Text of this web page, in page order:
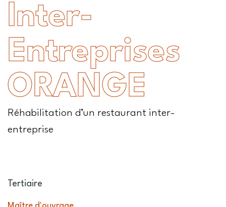
Inter-
Entreprises
ORANGE
Réhabilitation d’un restaurant inter-
entreprise
Tertiaire